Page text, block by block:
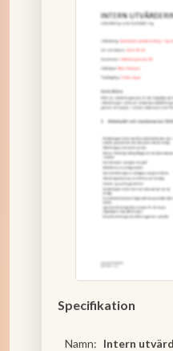
Specifikation
Namn: Intern